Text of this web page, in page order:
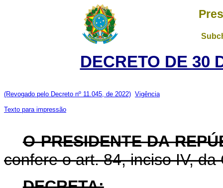
DECRETO DE 30
(Revogado pelo Decreto nº 11.045, de 2022) Vigência
Texto para impressão
O PRESIDENTE DA
confere o art. 84, inciso IV, da